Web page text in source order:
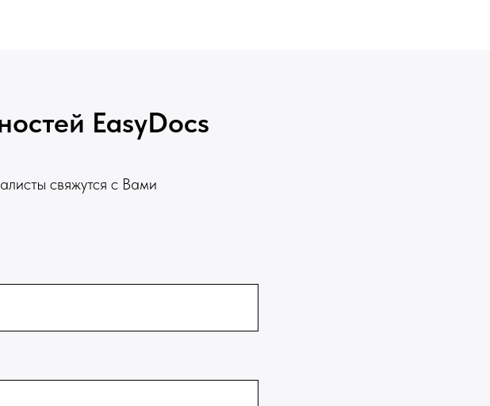
EasyDocs
свяжутся с Вами